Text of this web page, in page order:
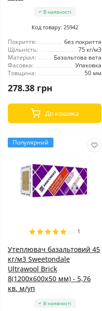
В наявності
Код товару: 25942
Покриття:
без покриття
Щільність:
75 кг/м3
Матеріал:
Базальтова вата
Фасовка:
Упаковка
Товщина:
50 мм
278.38 грн
До кошика
Популярний
1
Утеплювач базальтовий 45
кг/м3 Sweetondale
Ultrawool Brick
8(1200x600x50 мм) - 5,76
кв. м/уп
В наявності